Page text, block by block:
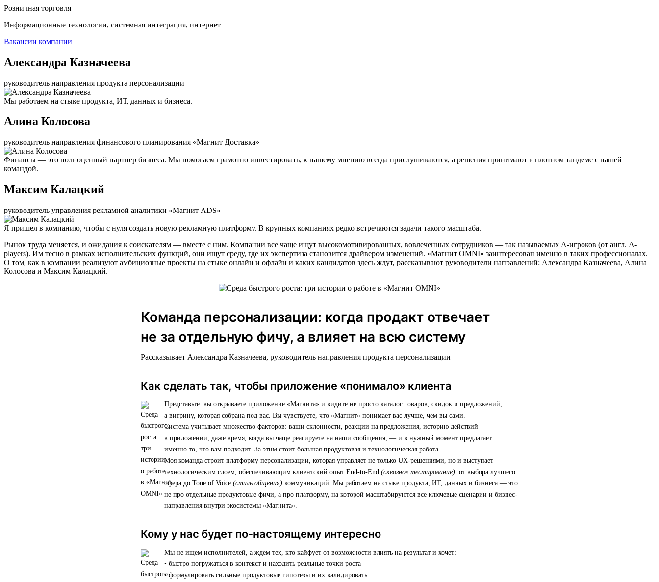
Розничная торговля
Информационные технологии, системная интеграция, интернет
Вакансии компании
Александра Казначеева
руководитель направления продукта персонализации
Мы работаем на стыке продукта, ИТ, данных и бизнеса.
Алина Колосова
руководитель направления финансового планирования «Магнит Доставка»
Финансы — это полноценный партнер бизнеса. Мы помогаем грамотно инвестировать, к нашему мнению всегда прислушиваются, а решения принимают в плотном тандеме с нашей
командой.
Максим Калацкий
руководитель управления рекламной аналитики «Магнит ADS»
Я пришел в компанию, чтобы с нуля создать новую рекламную платформу. В крупных компаниях редко встречаются задачи такого масштаба.
Рынок труда меняется, и ожидания к соискателям — вместе с ним. Компании все чаще ищут высокомотивированных, вовлеченных сотрудников — так называемых А-игроков (от англ. A-
players). Им тесно в рамках исполнительских функций, они ищут среду, где их экспертиза становится драйвером изменений. «Магнит OMNI» заинтересован именно в таких профессионалах.
О том, как в компании реализуют амбициозные проекты на стыке онлайн и офлайн и каких кандидатов здесь ждут, рассказывают руководители направлений: Александра Казначеева, Алина
Колосова и Максим Калацкий.
Команда персонализации: когда продакт отвечает
не за отдельную фичу, а влияет на всю систему
Рассказывает Александра Казначеева, руководитель направления продукта персонализации
Как сделать так, чтобы приложение «понимало» клиента
Представьте: вы открываете приложение «Магнита» и видите не просто каталог товаров, скидок и предложений,
а витрину, которая собрана под вас. Вы чувствуете, что «Магнит» понимает вас лучше, чем вы сами.
Система учитывает множество факторов: ваши склонности, реакции на предложения, историю действий
в приложении, даже время, когда вы чаще реагируете на наши сообщения, — и в нужный момент предлагает
именно то, что вам подходит. За этим стоит большая продуктовая и технологическая работа.
Моя команда строит платформу персонализации, которая управляет не только UX-решениями, но и выступает
технологическим слоем, обеспечивающим клиентский опыт End-to-End (сквозное тестирование): от выбора лучшего
офера до Tone of Voice (стиль общения) коммуникаций. Мы работаем на стыке продукта, ИТ, данных и бизнеса — это
не про отдельные продуктовые фичи, а про платформу, на которой масштабируются все ключевые сценарии и бизнес-
направления внутри экосистемы «Магнита».
Кому у нас будет по-настоящему интересно
Мы не ищем исполнителей, а ждем тех, кто кайфует от возможности влиять на результат и хочет:
• быстро погружаться в контекст и находить реальные точки роста
• формулировать сильные продуктовые гипотезы и их валидировать